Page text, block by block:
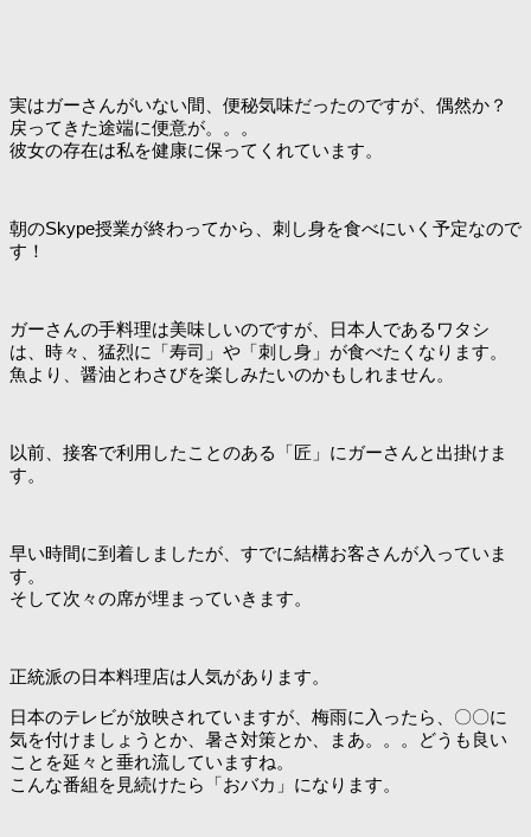
実はガーさんがいない間、便秘気味だったのですが、偶然か？
戻ってきた途端に便意が。。。
彼女の存在は私を健康に保ってくれています。
朝のSkype授業が終わってから、刺し身を食べにいく予定なので
す！
ガーさんの手料理は美味しいのですが、日本人であるワタシ
は、時々、猛烈に「寿司」や「刺し身」が食べたくなります。
魚より、醤油とわさびを楽しみたいのかもしれません。
以前、接客で利用したことのある「匠」にガーさんと出掛けま
す。
早い時間に到着しましたが、すでに結構お客さんが入っていま
す。
そして次々の席が埋まっていきます。
正統派の日本料理店は人気があります。
日本のテレビが放映されていますが、梅雨に入ったら、〇〇に
気を付けましょうとか、暑さ対策とか、まあ。。。どうも良い
ことを延々と垂れ流していますね。
こんな番組を見続けたら「おバカ」になります。